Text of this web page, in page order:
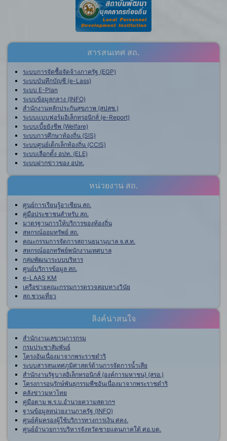
สารสนเทศ สถ.
ระบบการจัดซื้อจัดจ้างภาครัฐ (EGP)
ระบบบันทึกบัญชี (e-Lass)
ระบบ E-Plan
ระบบข้อมูลกลาง (INFO)
สำนักงานหลักประกันสุขภาพ (สปสช.)
ระบบแบบฟอร์มอิเล็กทรอนิกส์ (e-Report)
ระบบเบี้ยยังชีพ (Welfare)
ระบบการศึกษาท้องถิ่น (SIS)
ระบบศูนย์เด็กเล็กท้องถิ่น (CCIS)
ระบบเลือกตั้ง อปท. (ELE)
ระบบฝากข่าวของ อปท.
หน่วยงาน สถ.
ศูนย์การเรียนรู้อาเซียน สถ.
คู่มือประชาชนสำหรับ สถ.
มาตรฐานการให้บริการของท้องถิ่น
สหกรณ์ออมทรัพย์ สถ.
คณะกรรมการจัดการสถานธนานุบาล จ.ส.ท.
สหกรณ์ออกทรัพย์พนักงานเทศบาล
กลุ่มพัฒนาระบบบริหาร
ศูนย์บริการข้อมูล สถ.
e-LAAS KM
เครือข่ายคณะกรรมการตรวจสอบทางวินัย
สถ.ชวนเที่ยว
ลิงค์น่าสนใจ
สำนักงานเลขานุการกรม
กรมประชาสัมพันธ์
โครงอันเนื่องมาจากพระราชดำริ
ระบบสารสนเทศภูมิศาสตร์ด้านการจัดการน้ำเสีย
สำนักงานรัฐบาลอิเล็กทรอนิกส์ (องค์การมหาชน) (สรอ.)
โครงการอนุรักษ์พันธุกรรมพืชอันเนื่องมาจากพระราชดำริ
คลังข่าวมหาไทย
คู่มือตาม พ.ร.บ.อำนวยความสดวกฯ
ฐานข้อมูลหน่วยงานภาครัฐ (INFO)
ศูนย์คุ้มครองผู้ใช้บริการทางการเงิน ศคง.
ศูนย์อำนวยการบริหารจังหวัดชายแดนภาคใต้ ศอ.บต.